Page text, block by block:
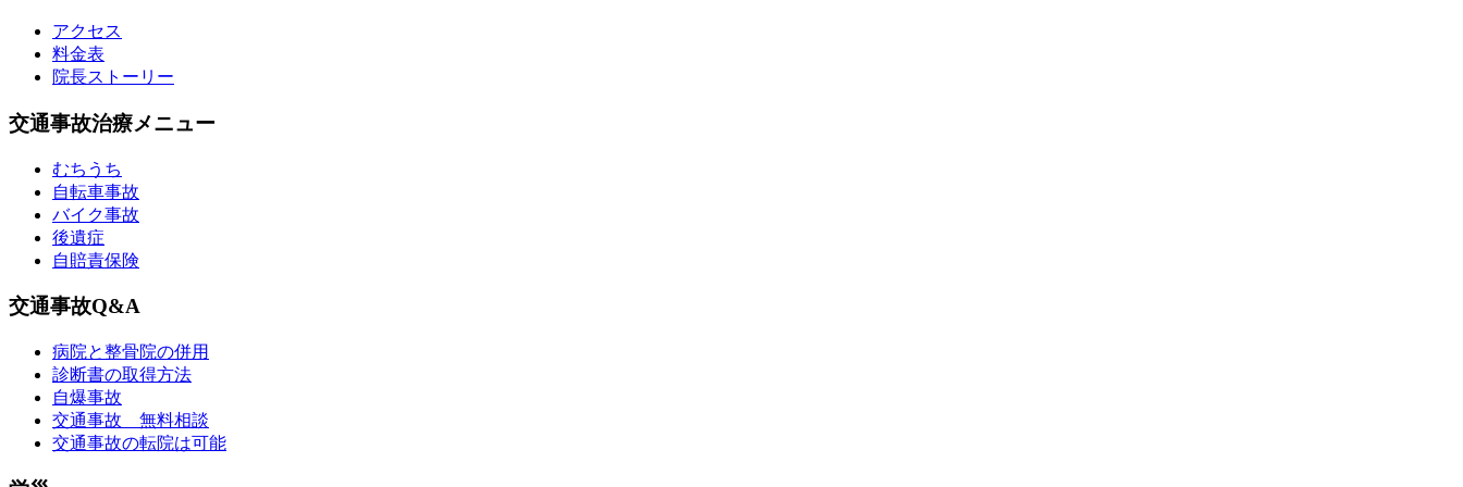
アクセス
料金表
院長ストーリー
交通事故治療メニュー
むちうち
自転車事故
バイク事故
後遺症
自賠責保険
交通事故Q&A
病院と整骨院の併用
診断書の取得方法
自爆事故
交通事故 無料相談
交通事故の転院は可能